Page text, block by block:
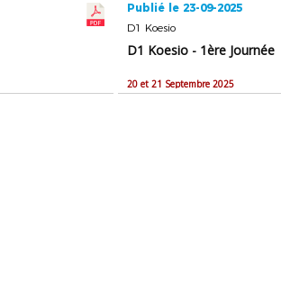
Publié le 23-09-2025
D1 Koesio
D1 Koesio - 1ère Journée
20 et 21 Septembre 2025